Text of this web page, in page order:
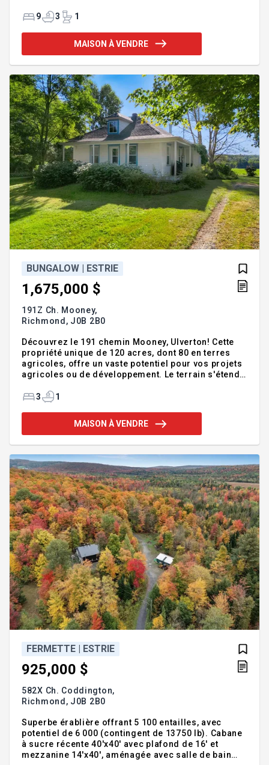
soigneusement entretenu, où plus de 16 000 plants
de vignes s'harmonisent au paysage vallonné et à la
vue imprenable sur la campagne environnante. Sur
un lot distinct, se trouve la demeure principale
fil du temps. Ses 9 chambres spacieuses et ses
nombreux dé
9 3 1
MAISON À VENDRE
BUNGALOW | ESTRIE
1,675,000 $
191Z Ch. Mooney,
Richmond, J0B 2B0
Découvrez le 191 chemin Mooney, Ulverton! Cette
propriété unique de 120 acres, dont 80 en terres
agricoles, offre un vaste potentiel pour vos projets
agricoles ou de développement. Le terrain s'étend
section boisée en plus de vastes champs. La
conviviales, un salon lumineux avec porte-patio,
trois chambres aux planchers de bois et une salle
au 191 chemin Mooney, Ulverton! Découvrez une
occasion
3 1
MAISON À VENDRE
FERMETTE | ESTRIE
925,000 $
582X Ch. Coddington,
Richmond, J0B 2B0
Superbe érablière offrant 5 100 entailles, avec
potentiel de 6 000 (contingent de 13750 lb). Cabane
à sucre récente 40'x40' avec plafond de 16' et
mezzanine 14'x40', aménagée avec salle de bain